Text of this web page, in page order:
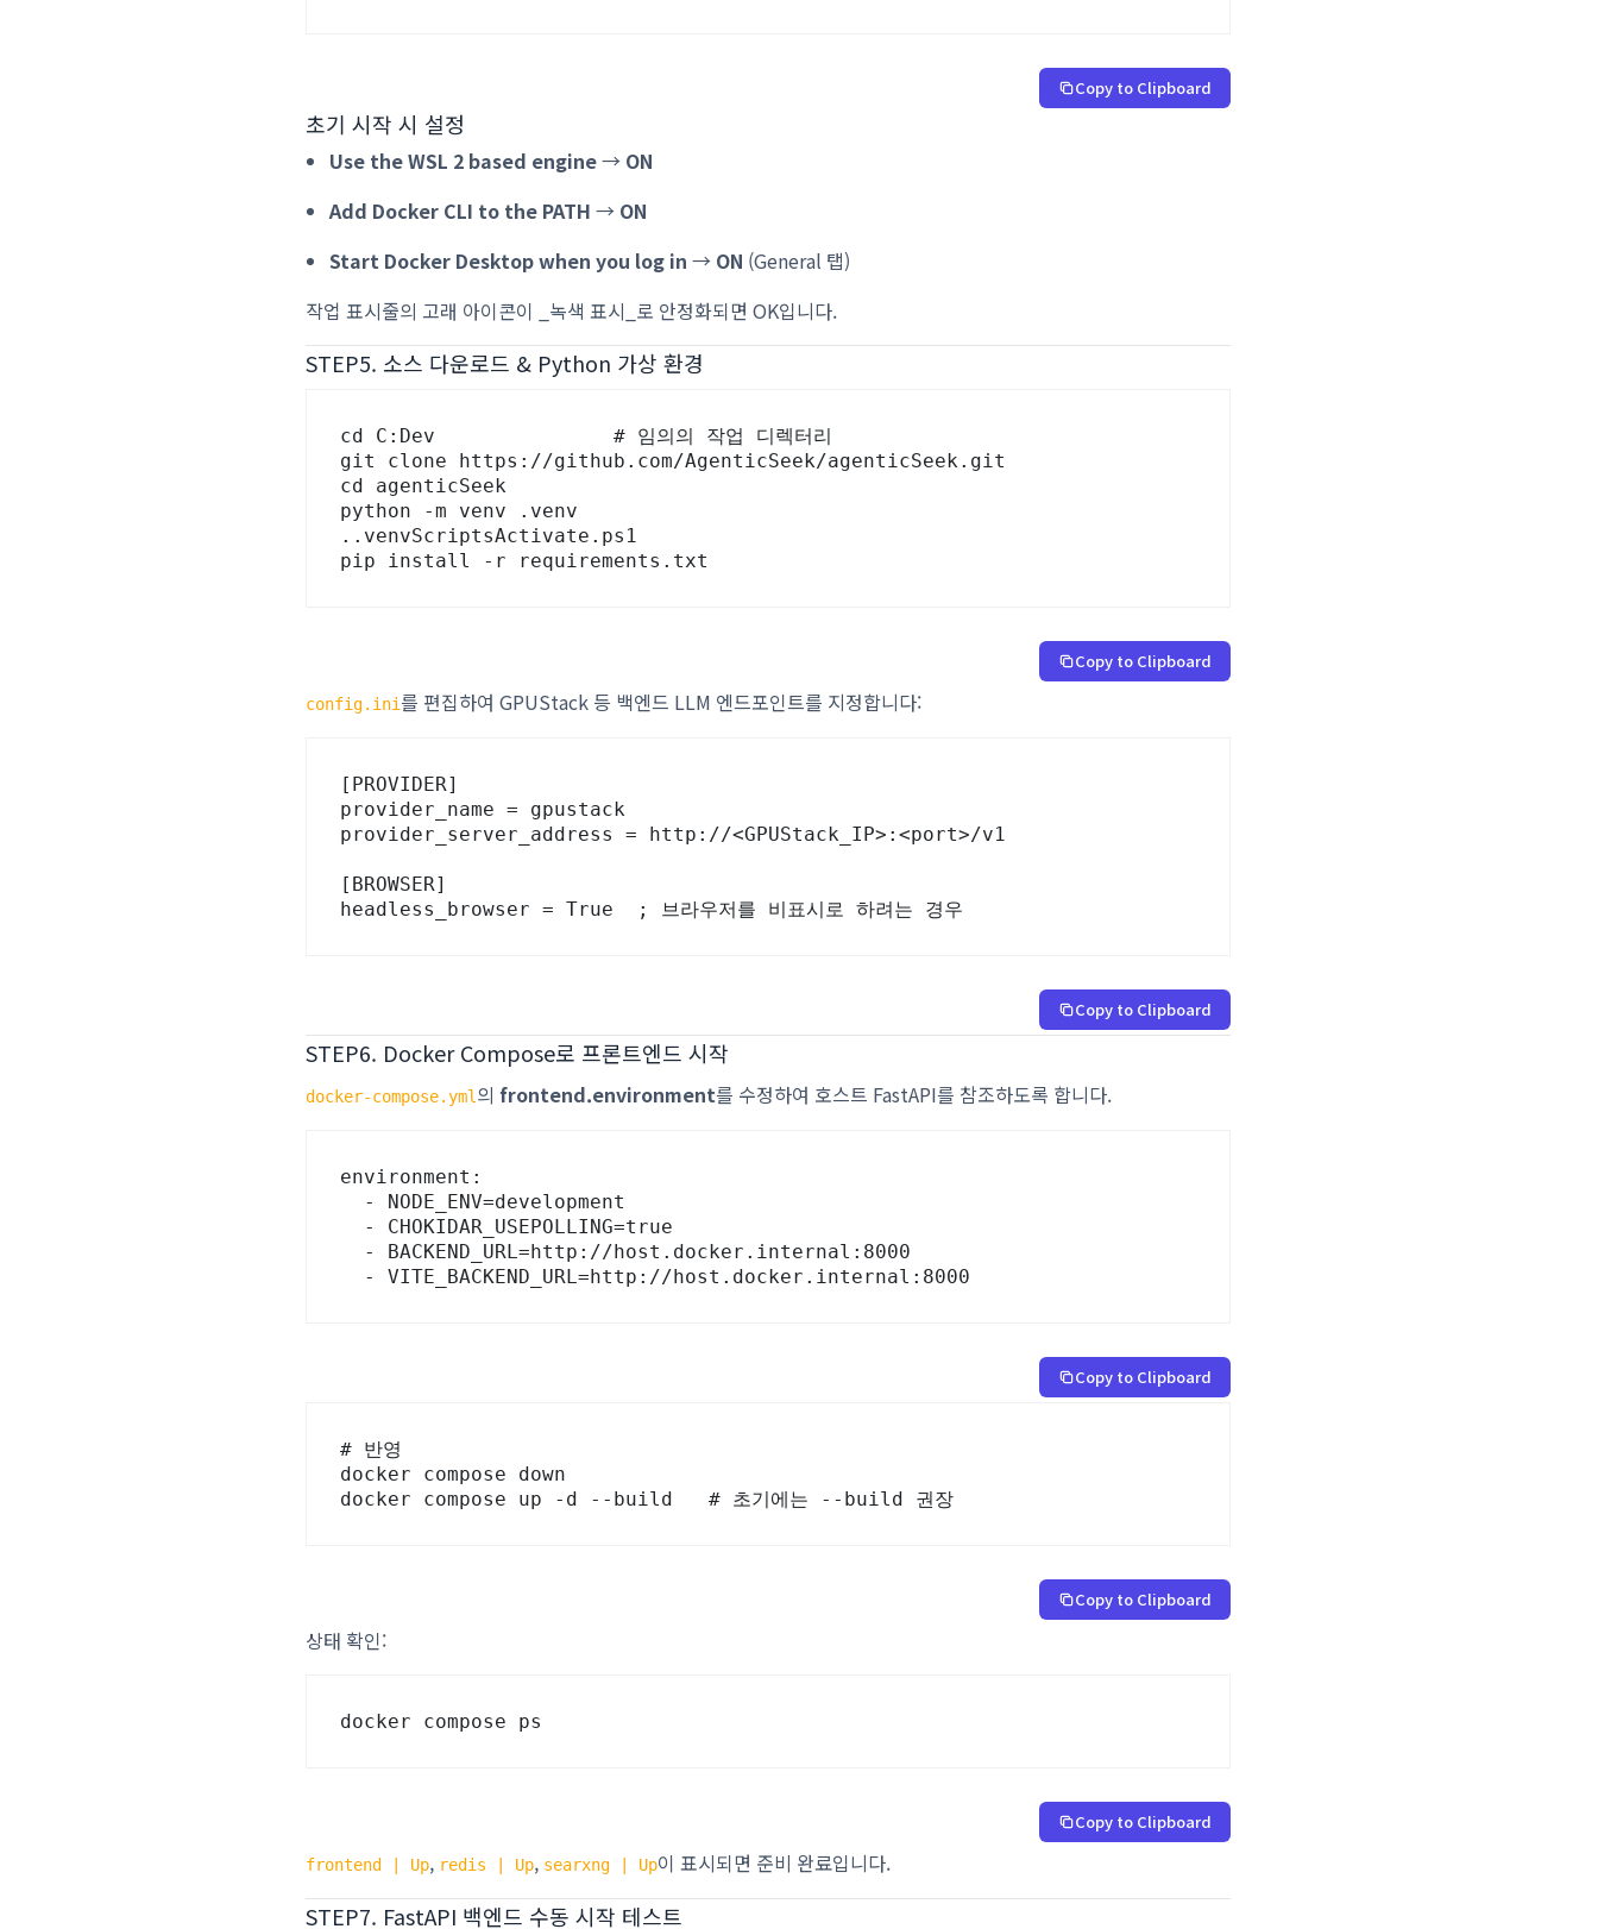
Copy to Clipboard
초기 시작 시 설정
Use the WSL 2 based engine→ ON
Add Docker CLI to the PATH → ON
Start Docker Desktop when you log in → ON (General 탭)
작업 표시줄의 고래 아이콘이 _녹색 표시_로 안정화되면 OK입니다.
STEP5. 소스 다운로드 & Python 가상 환경
cd C:Dev               # 임의의 작업 디렉터리
git clone https://github.com/AgenticSeek/agenticSeek.git
cd agenticSeek
python -m venv .venv
..venvScriptsActivate.ps1
pip install -r requirements.txt
Copy to Clipboard
config.ini 를 편집하여 GPUStack 등 백엔드 LLM 엔드포인트를 지정합니다:
[PROVIDER]
provider_name = gpustack
provider_server_address = http://<GPUStack_IP>:<port>/v1
[BROWSER]
headless_browser = True  ; 브라우저를 비표시로 하려는 경우
Copy to Clipboard
STEP6. Docker Compose로 프론트엔드 시작
docker-compose.yml 의frontend.environment를 수정하여 호스트 FastAPI를 참조하도록 합니다.
environment:
  - VITE_BACKEND_URL=http://host.docker.internal:8000
Copy to Clipboard
# 반영
docker compose down
docker compose up -d --build   # 초기에는 --build 권장
Copy to Clipboard
상태 확인:
docker compose ps
Copy to Clipboard
frontend | Up, redis | Up, searxng | Up이 표시되면 준비 완료입니다.
STEP7. FastAPI 백엔드 수동 시작 테스트